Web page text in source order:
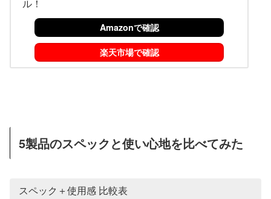
ル！
Amazonで確認
楽天市場で確認
5製品のスペックと使い心地を比べてみた
スペック＋使用感 比較表